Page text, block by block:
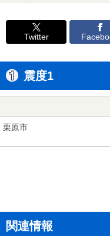
Twitter
震度1
栗原市
関連情報